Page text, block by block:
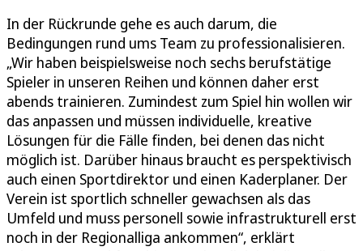
In der Rückrunde gehe es auch darum, die
Bedingungen rund ums Team zu professionalisieren.
„Wir haben beispielsweise noch sechs berufstätige
Spieler in unseren Reihen und können daher erst
abends trainieren. Zumindest zum Spiel hin wollen wir
das anpassen und müssen individuelle, kreative
Lösungen für die Fälle finden, bei denen das nicht
möglich ist. Darüber hinaus braucht es perspektivisch
auch einen Sportdirektor und einen Kaderplaner. Der
Verein ist sportlich schneller gewachsen als das
Umfeld und muss personell sowie infrastrukturell erst
noch in der Regionalliga ankommen“, erklärt